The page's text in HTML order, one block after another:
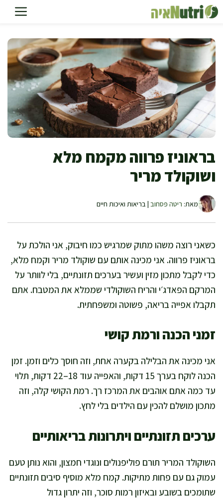
לדלג
לתוכן
בראוניז פרווה מקמח מלא
ושוקולד מריר
מאת: ריטה פסחוב | בריאות ואיכות חיים
כשאני רוצה משהו מתוק שמרגיש כמו חיבוק, אני הולכת על
בראוניז פרווה. אני מכינה אותם עם שוקולד מריר וקמח מלא,
כדי לקבל מתכון מזין ועשיר בערכים תזונתיים, בלי לוותר על
המרקם הפאדג׳י והריח השוקולדי שממלא את המטבח. אתם
תקבלו אפייה בריאה, פשוטה ומשפחתית.
זמני הכנה ורמת קושי
אני מכינה את הבלילה בקערה אחת, וזה חוסך כלים וזמן. זמן
הכנה לוקח בערך 15 דקות, והאפייה עוד 18–22 דקות, תלוי
עד כמה אתם אוהבים את המרכז רך. רמת הקושי קלה, וזה
מתכון מושלם להכין עם הילדים בלי לחץ.
ערכים תזונתיים ויתרונות בריאותיים
השוקולד המריר תורם פוליפנולים ונוגדי חמצון, והוא נותן טעם
עמוק גם עם פחות מתיקות. קמח מלא מוסיף סיבים תזונתיים
שתומכים בשובע ובאיזון רמות סוכר, וזה יתרון גדול